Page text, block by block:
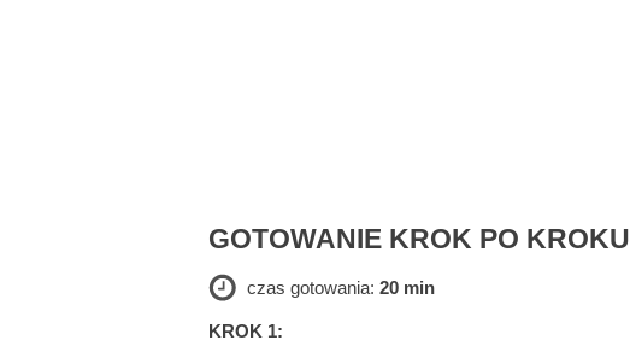
GOTOWANIE KROK PO KROKU
czas gotowania: 20 min
KROK 1: